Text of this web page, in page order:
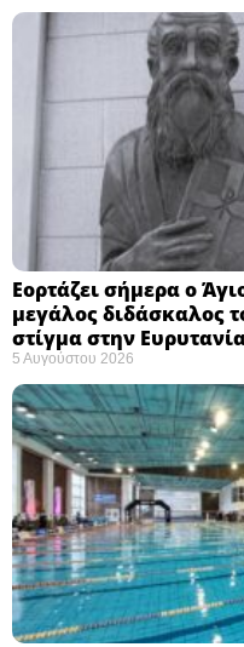
Εορτάζει σήμερα ο
μεγάλος διδάσκαλος
στίγμα στην
5 Αυγούστου 2026